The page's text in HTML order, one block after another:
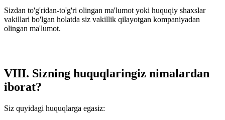
Sizdan to'g'ridan-to'g'ri olingan ma'lumot yoki huquqiy shaxslar
vakillari bo'lgan holatda siz vakillik qilayotgan kompaniyadan
olingan ma'lumot.
VIII. Sizning huquqlaringiz nimalardan
iborat?
Siz quyidagi huquqlarga egasiz: